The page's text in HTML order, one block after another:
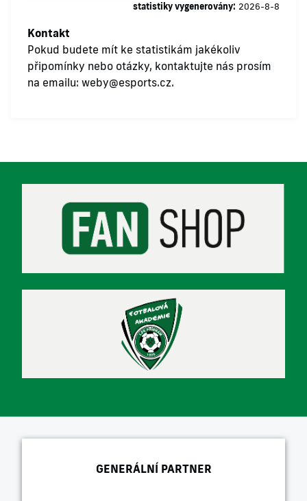
statistiky vygenerovány: 2026-8-8
Kontakt
Pokud budete mít ke statistikám jakékoliv
připomínky nebo otázky, kontaktujte nás prosím
na emailu: weby@esports.cz.
GENERÁLNÍ PARTNER